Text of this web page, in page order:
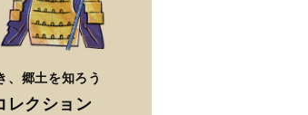
、郷土を知ろう
レクション